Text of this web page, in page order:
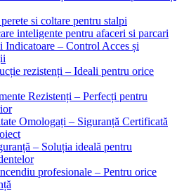
si coltare pentru stalpi
inteligente pentru afaceri si parcari
Indicatoare – Control Acces și
rezistenți – Ideali pentru orice
Rezistenți – Perfecți pentru
Omologați – Siguranță Certificată
– Soluția ideală pentru
profesionale – Pentru orice